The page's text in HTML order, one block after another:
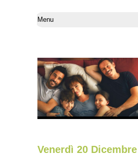
Venerdì 20 Dicembre